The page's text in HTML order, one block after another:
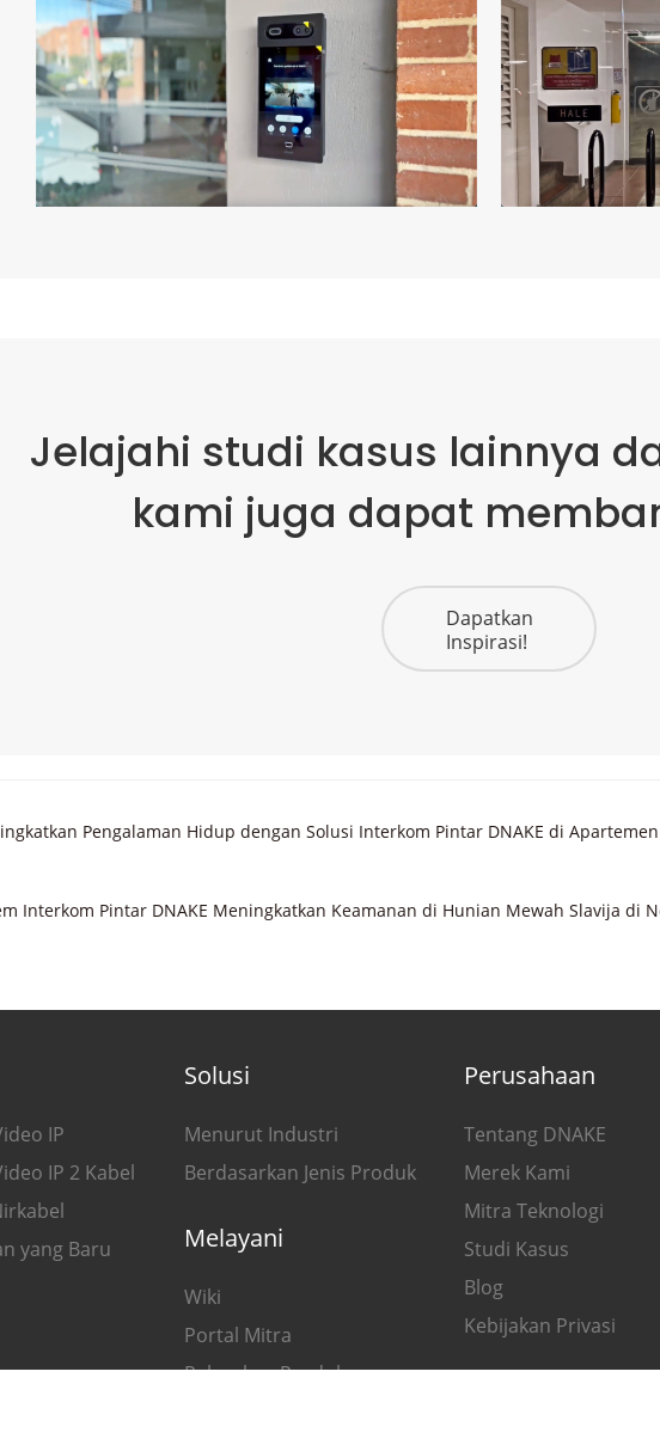
Jelajahi studi kasus lainnya
kami juga dapat
Dapatkan
Inspirasi!
Pengalaman Hidup dengan Solusi Interkom Pintar DNAKE di
Interkom Pintar DNAKE Meningkatkan Keamanan di Hunian Mewah Slavija di
IP
IP 2 Kabel
yang Baru
Solusi
Menurut Industri
Berdasarkan Jenis Produk
Melayani
Wiki
Portal Mitra
Pelacakan Produk
Perusahaan
Tentang DNAKE
Merek Kami
Mitra Teknologi
Studi Kasus
Blog
Kebijakan Privasi